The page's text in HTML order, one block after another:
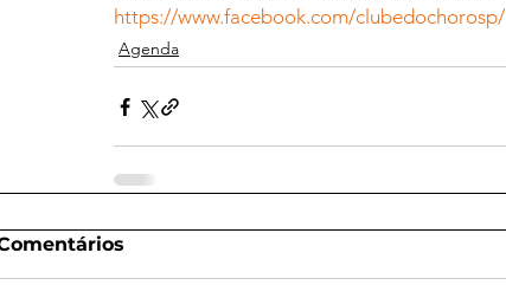
https://www.facebook.com/clubedochorosp/
Agenda